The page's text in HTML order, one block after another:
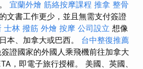
宜蘭外燴 筋絡按摩課程 推拿 整骨
文書工作更少，並且無需支付簽證
士林 撥筋 外燴 按摩 公司設立 想像
本、加拿大或巴西。 台中整復推薦
證國家的外國人乘飛機前往加拿大
，即電子旅行授權。 美國、英國、